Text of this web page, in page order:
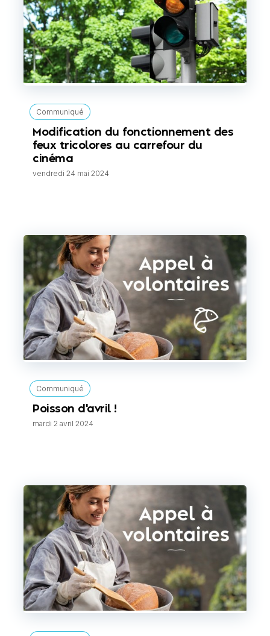
Communiqué
Modification du fonctionnement des
feux tricolores au carrefour du
cinéma
vendredi 24 mai 2024
Communiqué
Poisson d'avril !
mardi 2 avril 2024